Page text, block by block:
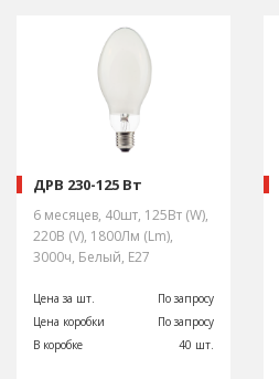
ДРВ 230-125 Вт
6 месяцев, 40шт, 125Вт (W),
220В (V), 1800Лм (Lm),
3000ч, Белый, E27
Цена за шт.
По запросу
Цена коробки
По запросу
В коробке
40 шт.